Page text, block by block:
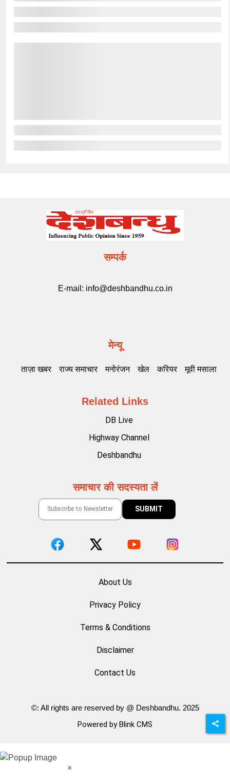
सम्पर्क
E-mail: info@deshbandhu.co.in
मेन्यू
ताज़ा खबर राज्य समाचार मनोरंजन खेल करियर मूवी मसाला
Related Links
DB Live
Highway Channel
Deshbandhu
समाचार की सदस्यता लें
About Us
Privacy Policy
Terms & Conditions
Disclaimer
Contact Us
©: All rights are reserved by @ Deshbandhu. 2025
Powered by Blink CMS
×